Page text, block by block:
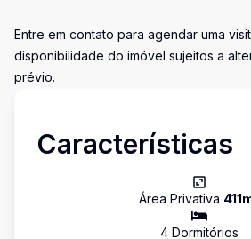
Entre em contato para agendar uma
disponibilidade do imóvel sujeitos a
prévio.
Características
Área Privativa 411
4 Dormitórios